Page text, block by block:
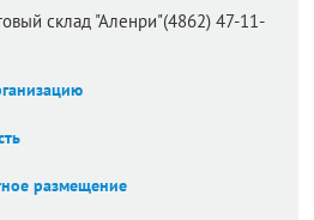
склад "Аленри"(4862) 47-11-
размещение